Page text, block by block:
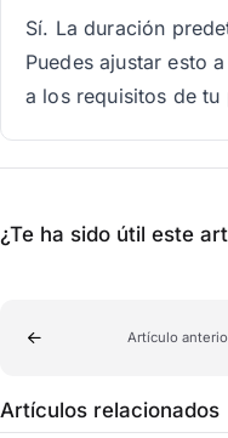
Sí. La duración
Puedes ajustar esto
a los requisitos de tu
¿Te ha sido útil este
Artículo
Artículos relacionados